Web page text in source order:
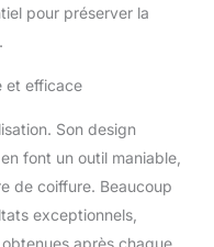
chauffantes,
causés
utilise des
précision
efficacement
aux
pour préserver la
et efficace
Son design
font un outil maniable,
de coiffure. Beaucoup
exceptionnels,